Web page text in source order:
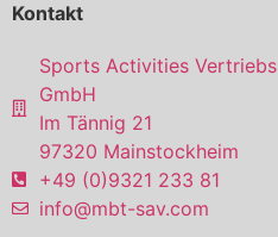
Kontakt
Sports Activities Vertriebs
GmbH
Im Tännig 21
97320 Mainstockheim
+49 (0)9321 233 81
info@mbt-sav.com